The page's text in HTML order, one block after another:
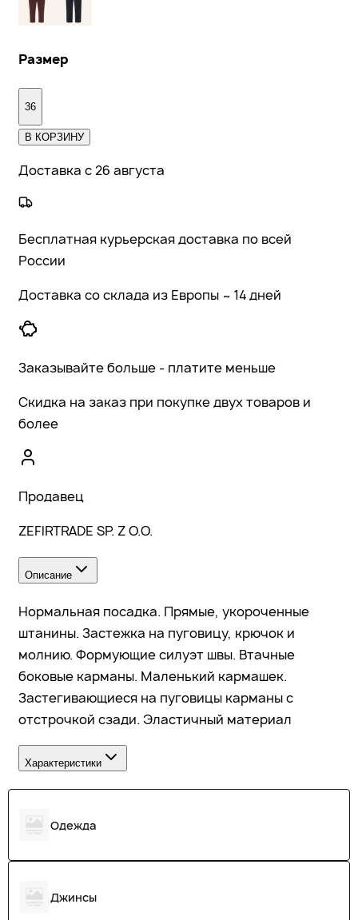
Размер
36
В КОРЗИНУ
Доставка с 26 августа
Бесплатная курьерская доставка по всей
России
Доставка со склада из Европы ~ 14 дней
Заказывайте больше - платите меньше
Скидка на заказ при покупке двух товаров и
более
Продавец
ZEFIRTRADE SP. Z O.O.
Описание
Нормальная посадка. Прямые, укороченные
штанины. Застежка на пуговицу, крючок и
молнию. Формующие силуэт швы. Втачные
боковые карманы. Маленький кармашек.
Застегивающиеся на пуговицы карманы с
отстрочкой сзади. Эластичный материал
Характеристики
Одежда
Джинсы